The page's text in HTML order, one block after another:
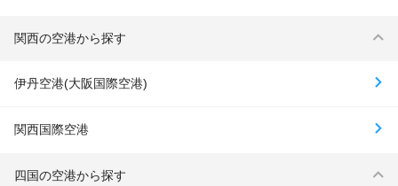
関西の空港から探す
伊丹空港(大阪国際空港)
関西国際空港
四国の空港から探す